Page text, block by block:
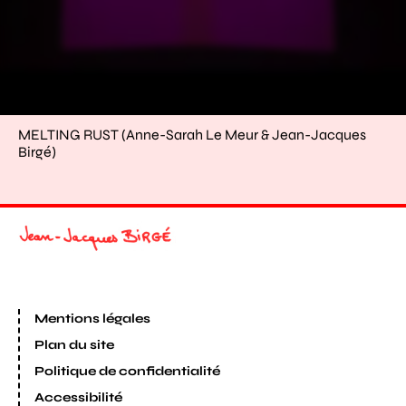
MELTING RUST (Anne-Sarah Le Meur & Jean-Jacques
Birgé)
Mentions légales
Plan du site
Politique de confidentialité
Accessibilité